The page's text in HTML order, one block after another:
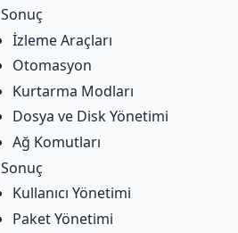
Sonuç
İzleme Araçları
Otomasyon
Kurtarma Modları
Dosya ve Disk Yönetimi
Ağ Komutları
Sonuç
Kullanıcı Yönetimi
Paket Yönetimi